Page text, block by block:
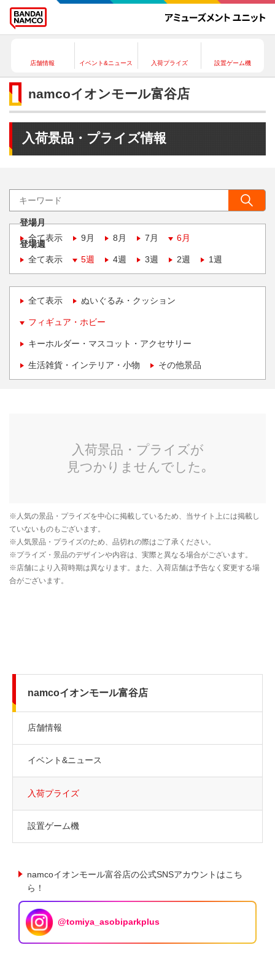
店舗情報 イベント&ニュース 入荷プライズ 設置ゲーム機
namcoイオンモール富谷店
入荷景品・プライズ情報
登場月
全て表示
9月 8月 7月 6月
登場週
全て表示
5週 4週 3週 2週 1週
全て表示 ぬいぐるみ・クッション
フィギュア・ホビー
キーホルダー・マスコット・アクセサリー
生活雑貨・インテリア・小物 その他景品
namcoイオンモール富谷店
店舗情報
イベント&ニュース
入荷プライズ
設置ゲーム機
namcoイオンモール富谷店の公式SNSアカウントはこち
ら！
@tomiya_asobiparkplus